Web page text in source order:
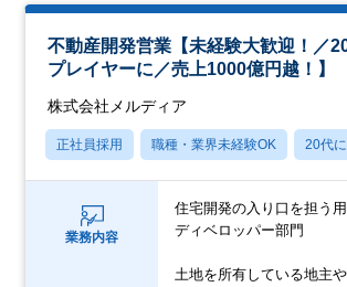
不動産開発営業【未経験大歓迎！／
プレイヤーに／売上1000億円越！】
株式会社メルディア
正社員採用 職種・業界未経験OK 20代
業務内容
住宅開発の入り口を担う
ディベロッパー部門
土地を所有している地主